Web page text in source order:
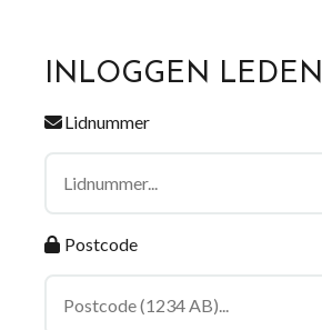
INLOGGEN LEDEN
Lidnummer
Postcode